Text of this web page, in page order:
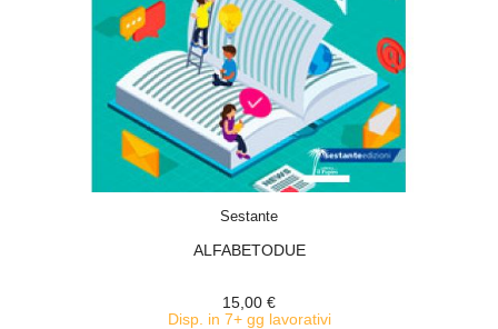
Sestante
ALFABETODUE
15,00 €
Disp. in 7+ gg lavorativi